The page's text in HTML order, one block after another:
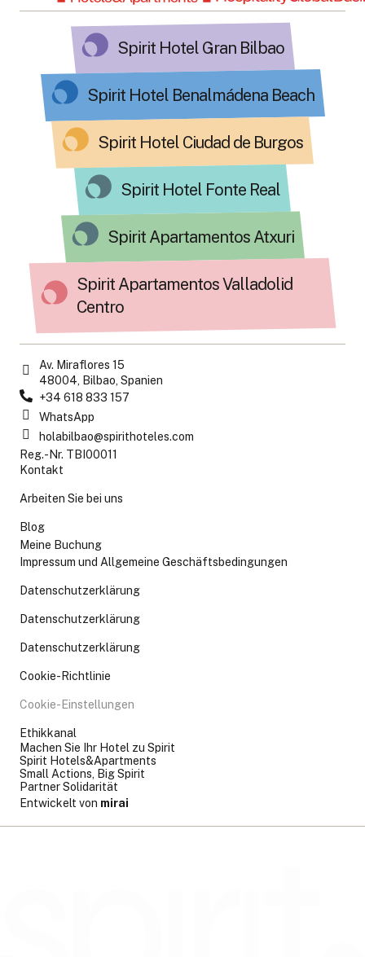
Spirit Hotel Gran Bilbao
Spirit Hotel Benalmádena Beach
Spirit Hotel Ciudad de Burgos
Spirit Hotel Fonte Real
Spirit Apartamentos Atxuri
Spirit Apartamentos Valladolid
Centro
Av. Miraflores 15
48004, Bilbao, Spanien
+34 618 833 157
WhatsApp
holabilbao@spirithoteles.com
Reg.-Nr. TBI00011
Kontakt
Arbeiten Sie bei uns
Blog
Meine Buchung
Impressum und Allgemeine Geschäftsbedingungen
Datenschutzerklärung
Datenschutzerklärung
Datenschutzerklärung
Cookie-Richtlinie
Cookie-Einstellungen
Ethikkanal
Machen Sie Ihr Hotel zu Spirit
Spirit Hotels&Apartments
Small Actions, Big Spirit
Partner Solidarität
Entwickelt von mirai